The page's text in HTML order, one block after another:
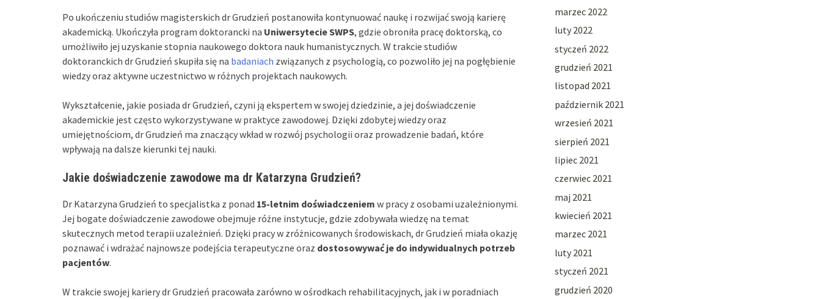
Po ukończeniu studiów magisterskich dr Grudzień postanowiła kontynuować naukę i rozwijać swoją karierę
akademicką. Ukończyła program doktorancki na Uniwersytecie SWPS, gdzie obroniła pracę doktorską, co
umożliwiło jej uzyskanie stopnia naukowego doktora nauk humanistycznych. W trakcie studiów
doktoranckich dr Grudzień skupiła się na badaniach związanych z psychologią, co pozwoliło jej na pogłębienie
wiedzy oraz aktywne uczestnictwo w różnych projektach naukowych.
Wykształcenie, jakie posiada dr Grudzień, czyni ją ekspertem w swojej dziedzinie, a jej doświadczenie
akademickie jest często wykorzystywane w praktyce zawodowej. Dzięki zdobytej wiedzy oraz
umiejętnościom, dr Grudzień ma znaczący wkład w rozwój psychologii oraz prowadzenie badań, które
wpływają na dalsze kierunki tej nauki.
Jakie doświadczenie zawodowe ma dr Katarzyna Grudzień?
Dr Katarzyna Grudzień to specjalistka z ponad 15-letnim doświadczeniem w pracy z osobami uzależnionymi.
Jej bogate doświadczenie zawodowe obejmuje różne instytucje, gdzie zdobywała wiedzę na temat
skutecznych metod terapii uzależnień. Dzięki pracy w zróżnicowanych środowiskach, dr Grudzień miała okazję
poznawać i wdrażać najnowsze podejścia terapeutyczne oraz dostosowywać je do indywidualnych potrzeb
pacjentów.
W trakcie swojej kariery dr Grudzień pracowała zarówno w ośrodkach rehabilitacyjnych, jak i w poradniach
marzec 2022
luty 2022
styczeń 2022
grudzień 2021
listopad 2021
październik 2021
wrzesień 2021
sierpień 2021
lipiec 2021
czerwiec 2021
maj 2021
kwiecień 2021
marzec 2021
luty 2021
styczeń 2021
grudzień 2020